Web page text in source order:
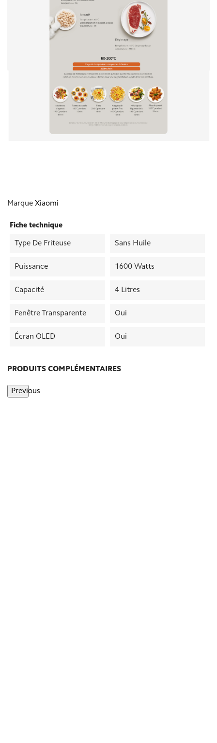
Marque Xiaomi
Fiche technique
Type De Friteuse Sans Huile
Puissance 1600 Watts
Capacité 4 Litres
Fenêtre Transparente Oui
Écran OLED Oui
PRODUITS COMPLÉMENTAIRES
Previous